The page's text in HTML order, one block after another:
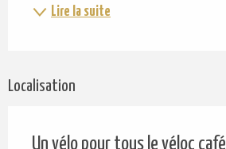
Lire la suite
Localisation
Un vélo pour tous le véloc café